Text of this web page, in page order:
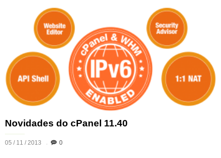
Novidades do cPanel 11.40
05 / 11 / 2013 0